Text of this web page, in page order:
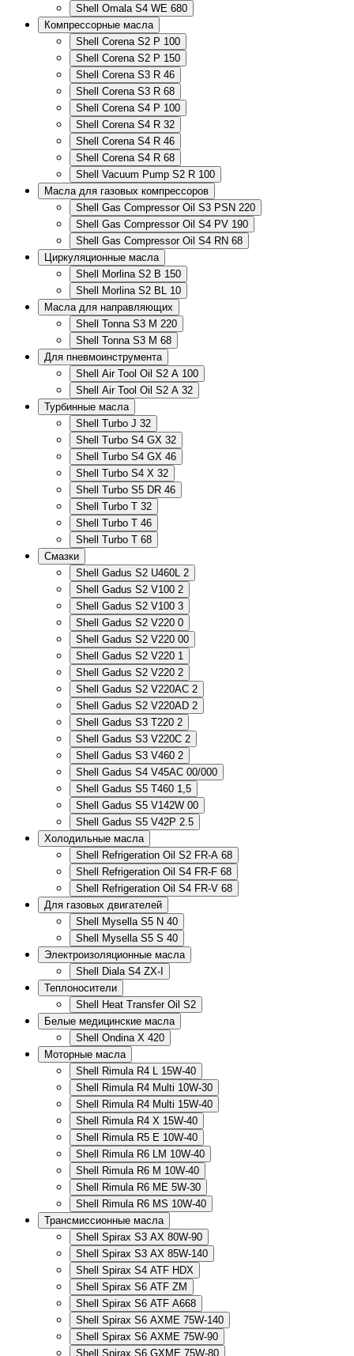
Shell Omala S4 WE 680
Компрессорные масла
Shell Corena S2 P 100
Shell Corena S2 P 150
Shell Corena S3 R 46
Shell Corena S3 R 68
Shell Corena S4 P 100
Shell Corena S4 R 32
Shell Corena S4 R 46
Shell Corena S4 R 68
Shell Vacuum Pump S2 R 100
Масла для газовых компрессоров
Shell Gas Compressor Oil S3 PSN 220
Shell Gas Compressor Oil S4 PV 190
Shell Gas Compressor Oil S4 RN 68
Циркуляционные масла
Shell Morlina S2 B 150
Shell Morlina S2 BL 10
Масла для направляющих
Shell Tonna S3 M 220
Shell Tonna S3 M 68
Для пневмоинструмента
Shell Air Tool Oil S2 A 100
Shell Air Tool Oil S2 A 32
Турбинные масла
Shell Turbo J 32
Shell Turbo S4 GX 32
Shell Turbo S4 GX 46
Shell Turbo S4 X 32
Shell Turbo S5 DR 46
Shell Turbo T 32
Shell Turbo T 46
Shell Turbo T 68
Смазки
Shell Gadus S2 U460L 2
Shell Gadus S2 V100 2
Shell Gadus S2 V100 3
Shell Gadus S2 V220 0
Shell Gadus S2 V220 00
Shell Gadus S2 V220 1
Shell Gadus S2 V220 2
Shell Gadus S2 V220AC 2
Shell Gadus S2 V220AD 2
Shell Gadus S3 T220 2
Shell Gadus S3 V220C 2
Shell Gadus S3 V460 2
Shell Gadus S4 V45AC 00/000
Shell Gadus S5 T460 1,5
Shell Gadus S5 V142W 00
Shell Gadus S5 V42P 2.5
Холодильные масла
Shell Refrigeration Oil S2 FR-A 68
Shell Refrigeration Oil S4 FR-F 68
Shell Refrigeration Oil S4 FR-V 68
Для газовых двигателей
Shell Mysella S5 N 40
Shell Mysella S5 S 40
Электроизоляционные масла
Shell Diala S4 ZX-I
Теплоносители
Shell Heat Transfer Oil S2
Белые медицинские масла
Shell Ondina X 420
Моторные масла
Shell Rimula R4 L 15W-40
Shell Rimula R4 Multi 10W-30
Shell Rimula R4 Multi 15W-40
Shell Rimula R4 X 15W-40
Shell Rimula R5 E 10W-40
Shell Rimula R6 LM 10W-40
Shell Rimula R6 M 10W-40
Shell Rimula R6 ME 5W-30
Shell Rimula R6 MS 10W-40
Трансмиссионные масла
Shell Spirax S3 AX 80W-90
Shell Spirax S3 AX 85W-140
Shell Spirax S4 ATF HDX
Shell Spirax S6 ATF ZM
Shell Spirax S6 ATF А668
Shell Spirax S6 AXME 75W-140
Shell Spirax S6 AXME 75W-90
Shell Spirax S6 GXME 75W-80